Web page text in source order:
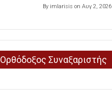
By imlarisis on Αυγ 2, 2026
Ορθόδοξος Συναξαριστής